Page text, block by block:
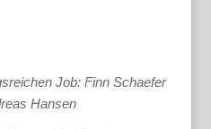
Job: Finn Schaefer
Hansen